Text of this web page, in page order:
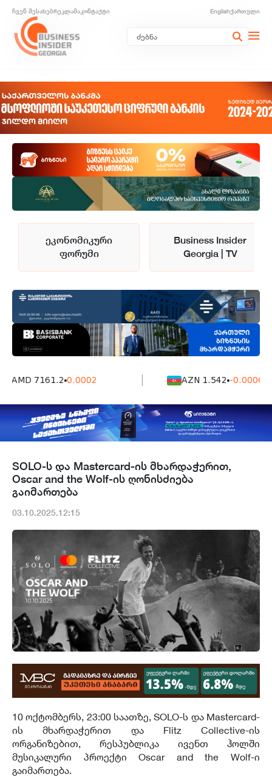
ჩვენ შესახებრეკლამაკონტაქტი Englishქართული
ეკონომიკური
ფორუმი
Business Insider
Georgia | TV
AMD 7161.2 0.0002 AZN 1.542 -0.0006
SOLO-ს და Mastercard-ის მხარდაჭერით,
Oscar and the Wolf-ის ღონისძიება
გაიმართება
03.10.2025.12:15
10 ოქტომბერს, 23:00 საათზე, SOLO-ს და Mastercard-
ის მხარდაჭერით და Flitz Collective-ის
ორგანიზებით, რესპუბლიკა ივენთ ჰოლში
მუსიკალური პროექტი Oscar and the Wolf-ი
გაიმართება.